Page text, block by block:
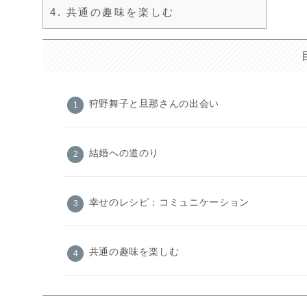
4. 共通の趣味を楽しむ
狩野舞子と旦那さんの出会い
結婚への道のり
幸せのレシピ：コミュニケーション
共通の趣味を楽しむ